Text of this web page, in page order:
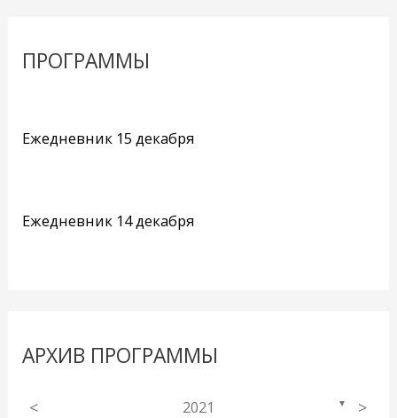
ПРОГРАММЫ
Ежедневник 15 декабря
Ежедневник 14 декабря
АРХИВ ПРОГРАММЫ
< 2021 ▼ >